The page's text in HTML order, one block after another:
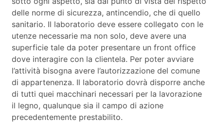
delle norme di sicurezza, antincendio, che di quello
sanitario. Il laboratorio deve essere collegato con le
utenze necessarie ma non solo, deve avere una
superficie tale da poter presentare un front office
dove interagire con la clientela. Per poter avviare
l’attività bisogna avere l’autorizzazione del comune
di appartenenza. Il laboratorio dovrà disporre anche
di tutti quei macchinari necessari per la lavorazione
il legno, qualunque sia il campo di azione
precedentemente prestabilito.